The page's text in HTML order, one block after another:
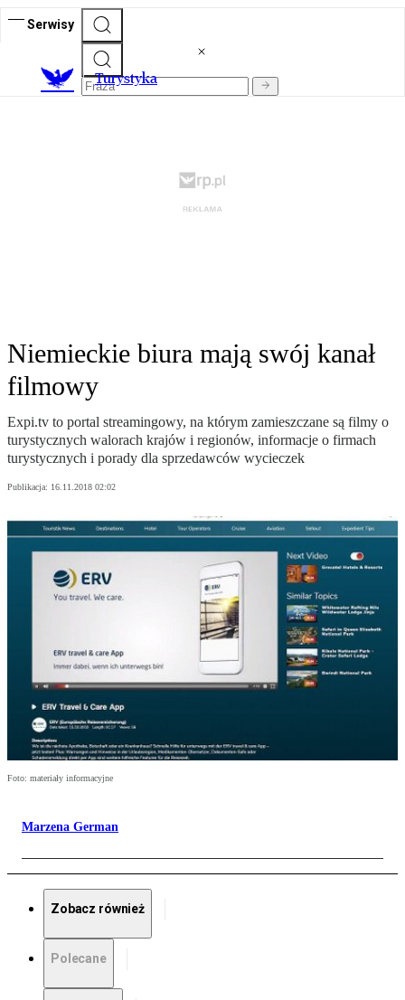
Serwisy
Turystyka
Niemieckie biura mają swój kanał
filmowy
Expi.tv to portal streamingowy, na którym zamieszczane są filmy o
turystycznych walorach krajów i regionów, informacje o firmach
turystycznych i porady dla sprzedawców wycieczek
Publikacja: 16.11.2018 02:02
Foto: materiały informacyjne
Marzena German
Zobacz również
Polecane